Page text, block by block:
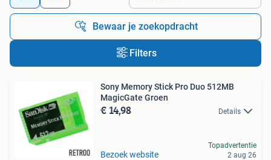
Bewaar je zoekopdracht
Filters
Sony Memory Stick Pro Duo 512MB
MagicGate Groen
€ 14,98 Details
Bezoek website
Topadvertentie
2 aug 26